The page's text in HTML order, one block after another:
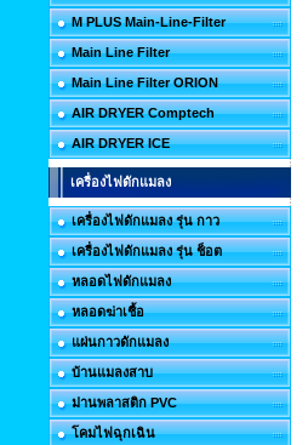
M PLUS Main-Line-Filter
Main Line Filter
Main Line Filter ORION
AIR DRYER Comptech
AIR DRYER ICE
เครื่องไฟดักแมลง
เครื่องไฟดักแมลง รุ่น กาว
เครื่องไฟดักแมลง รุ่น ช็อต
หลอดไฟดักแมลง
หลอดฆ่าเชื้อ
แผ่นกาวดักแมลง
บ้านแมลงสาบ
ม่านพลาสติก PVC
โคมไฟฉุกเฉิน